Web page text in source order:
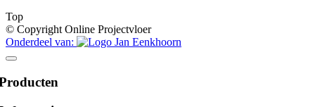
Top
© Copyright Online Projectvloer
Onderdeel van: